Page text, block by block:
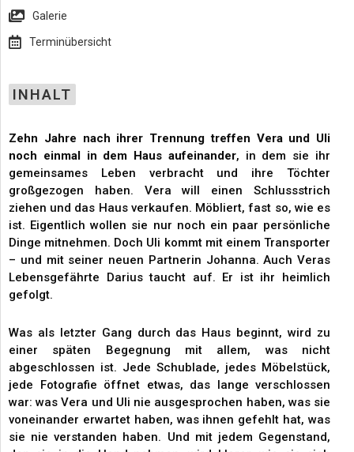
INHALT
Galerie
Terminübersicht
Zehn Jahre nach ihrer Trennung treffen Vera und Uli
noch einmal in dem Haus aufeinander, in dem sie ihr
gemeinsames Leben verbracht und ihre Töchter
großgezogen haben. Vera will einen Schlussstrich
ziehen und das Haus verkaufen. Möbliert, fast so, wie es
ist. Eigentlich wollen sie nur noch ein paar persönliche
Dinge mitnehmen. Doch Uli kommt mit einem Transporter
– und mit seiner neuen Partnerin Johanna. Auch Veras
Lebensgefährte Darius taucht auf. Er ist ihr heimlich
gefolgt.
Was als letzter Gang durch das Haus beginnt, wird zu
einer späten Begegnung mit allem, was nicht
abgeschlossen ist. Jede Schublade, jedes Möbelstück,
jede Fotografie öffnet etwas, das lange verschlossen
war: was Vera und Uli nie ausgesprochen haben, was sie
voneinander erwartet haben, was ihnen gefehlt hat, was
sie nie verstanden haben. Und mit jedem Gegenstand,